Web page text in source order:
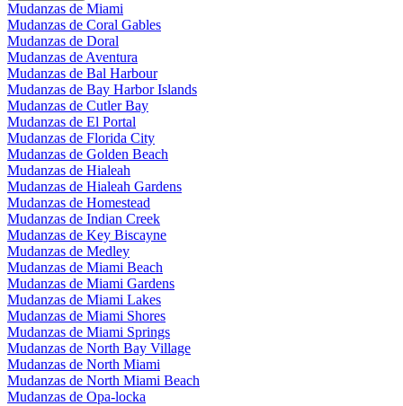
Mudanzas de Miami
Mudanzas de Coral Gables
Mudanzas de Doral
Mudanzas de Aventura
Mudanzas de Bal Harbour
Mudanzas de Bay Harbor Islands
Mudanzas de Cutler Bay
Mudanzas de El Portal
Mudanzas de Florida City
Mudanzas de Golden Beach
Mudanzas de Hialeah
Mudanzas de Hialeah Gardens
Mudanzas de Homestead
Mudanzas de Indian Creek
Mudanzas de Key Biscayne
Mudanzas de Medley
Mudanzas de Miami Beach
Mudanzas de Miami Gardens
Mudanzas de Miami Lakes
Mudanzas de Miami Shores
Mudanzas de Miami Springs
Mudanzas de North Bay Village
Mudanzas de North Miami
Mudanzas de North Miami Beach
Mudanzas de Opa-locka